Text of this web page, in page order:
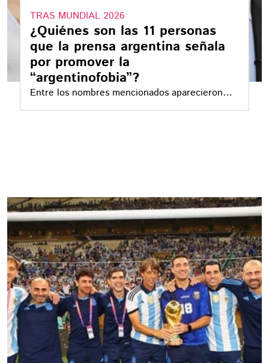
TRAS MUNDIAL 2026
¿Quiénes son las 11 personas
que la prensa argentina señala
por promover la
“argentinofobia”?
Entre los nombres mencionados aparecieron
políticos, actores, músicos, periodistas y